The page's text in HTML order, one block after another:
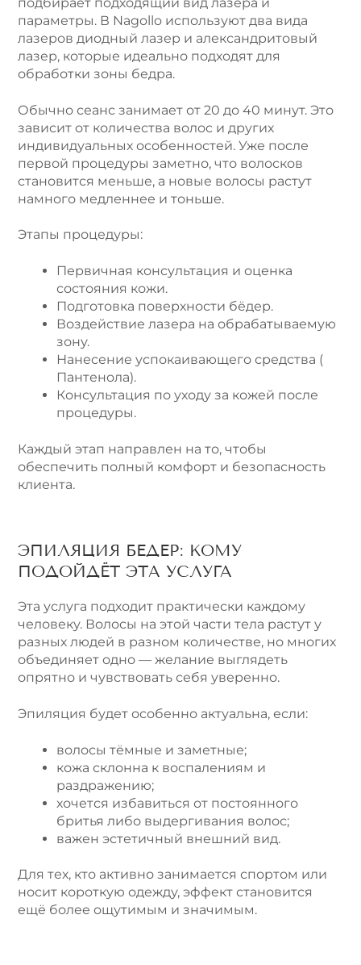
параметры. В Nagollo используют два вида
лазеров диодный лазер и александритовый
лазер, которые идеально подходят для
обработки зоны бедра.
Обычно сеанс занимает от 20 до 40 минут. Это
зависит от количества волос и других
индивидуальных особенностей. Уже после
первой процедуры заметно, что волосков
становится меньше, а новые волосы растут
намного медленнее и тоньше.
Этапы процедуры:
Первичная консультация и оценка
состояния кожи.
Подготовка поверхности бёдер.
Воздействие лазера на обрабатываемую
зону.
Нанесение успокаивающего средства (
Пантенола).
Консультация по уходу за кожей после
процедуры.
Каждый этап направлен на то, чтобы
обеспечить полный комфорт и безопасность
клиента.
ЭПИЛЯЦИЯ БЕДЕР: КОМУ
ПОДОЙДЁТ ЭТА УСЛУГА
Эта услуга подходит практически каждому
человеку. Волосы на этой части тела растут у
разных людей в разном количестве, но многих
объединяет одно — желание выглядеть
опрятно и чувствовать себя уверенно.
Эпиляция будет особенно актуальна, если:
волосы тёмные и заметные;
кожа склонна к воспалениям и
раздражению;
хочется избавиться от постоянного
бритья либо выдергивания волос;
важен эстетичный внешний вид.
Для тех, кто активно занимается спортом или
носит короткую одежду, эффект становится
ещё более ощутимым и значимым.